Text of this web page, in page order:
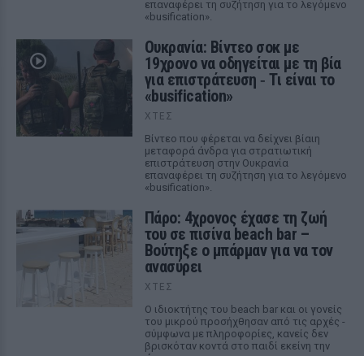
επαναφέρει τη συζήτηση για το λεγόμενο
«busification».
Ουκρανία: Βίντεο σοκ με
19χρονο να οδηγείται με τη βία
για επιστράτευση ‑ Τι είναι το
«busification»
ΧΤΕΣ
Βίντεο που φέρεται να δείχνει βίαιη
μεταφορά άνδρα για στρατιωτική
επιστράτευση στην Ουκρανία
επαναφέρει τη συζήτηση για το λεγόμενο
«busification».
Πάρο: 4χρονος έχασε τη ζωή
του σε πισίνα beach bar –
Βούτηξε ο μπάρμαν για να τον
ανασύρει
ΧΤΕΣ
Ο ιδιοκτήτης του beach bar και οι γονείς
του μικρού προσήχθησαν από τις αρχές -
σύμφωνα με πληροφορίες, κανείς δεν
βρισκόταν κοντά στο παιδί εκείνη την